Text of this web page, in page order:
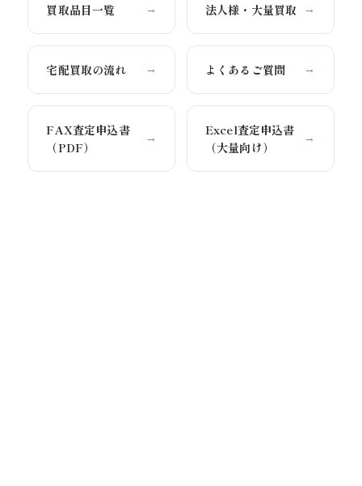
買取品目一覧 → 法人様・大量買取 →
宅配買取の流れ → よくあるご質問 →
FAX査定申込書
（PDF）
→
Excel査定申込書
（大量向け）
→